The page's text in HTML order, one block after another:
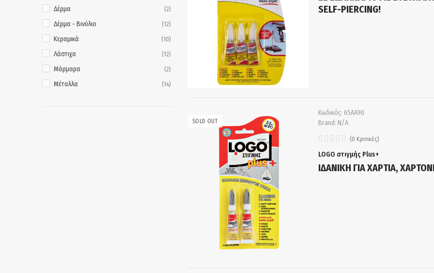
SELF-PIERCING!
SOLD OUT
Κωδικός: 65ΑΑ90
Brand: N/A
(0 Κριτικές)
LOGO στιγμής Plus+
ΙΔΑΝΙΚΗ ΓΙΑ ΧΑΡΤΙΑ,
Δέρμα (2)
Δέρμα - Βινύλιο (12)
Κεραμικά (10)
Λάστιχα (12)
Μάρμαρα (2)
Μέταλλα (14)